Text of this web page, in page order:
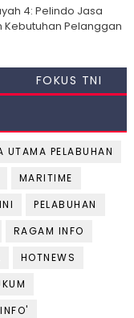
4: Pelindo Jasa
Kebutuhan Pelanggan
FOKUS TNI
UTAMA PELABUHAN
MARITIME
PELABUHAN
RAGAM INFO
HOTNEWS